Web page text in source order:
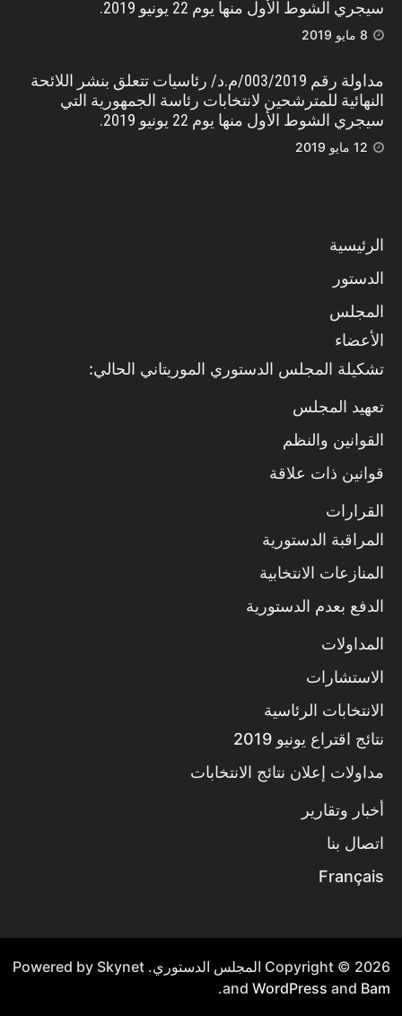
سيجري الشوط الأول منها يوم 22 يونيو 2019.
8 مايو 2019
مداولة رقم 003/2019/م.د/ رئاسيات تتعلق بنشر اللائحة
النهائية للمترشحين لانتخابات رئاسة الجمهورية التي
سيجري الشوط الأول منها يوم 22 يونيو 2019.
12 مايو 2019
الرئيسية
الدستور
المجلس
الأعضاء
تشكيلة المجلس الدستوري الموريتاني الحالي:
تعهيد المجلس
القوانين والنظم
قوانين ذات علاقة
القرارات
المراقبة الدستورية
المنازعات الانتخابية
الدفع بعدم الدستورية
المداولات
الاستشارات
الانتخابات الرئاسية
نتائج اقتراع يونيو 2019
مداولات إعلان نتائج الانتخابات
أخبار وتقارير
اتصال بنا
Français
Copyright © 2026 المجلس الدستوري . Powered by Skynet
and WordPress and Bam
.